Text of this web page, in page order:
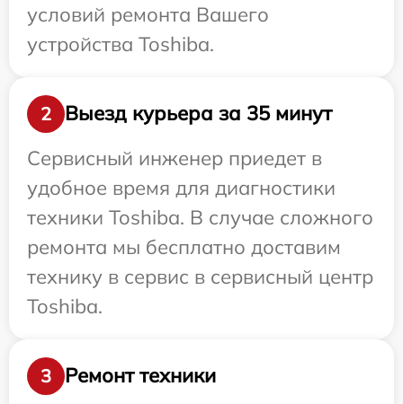
условий ремонта Вашего
устройства Toshiba.
2
Выезд курьера за 35 минут
Сервисный инженер приедет в
удобное время для диагностики
техники Toshiba. В случае сложного
ремонта мы бесплатно доставим
технику в сервис в сервисный центр
Toshiba.
3 Ремонт техники